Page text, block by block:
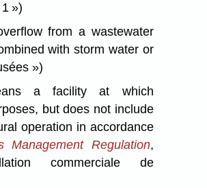
»)
from a wastewater
with storm water or
»)
a facility at which
but does not include
operation in accordance
Management Regulation,
commerciale de